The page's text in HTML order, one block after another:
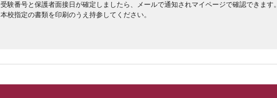
受験番号と保護者面接日が確定しましたら、メールで通知されマイページで確認できます。
本校指定の書類を印刷のうえ持参してください。